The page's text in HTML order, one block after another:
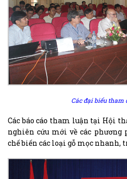
Các đại biểu tham
Các báo cáo tham luận tại Hội
nghiên cứu mới về các phương
chế biến các loại gỗ mọc nhanh,